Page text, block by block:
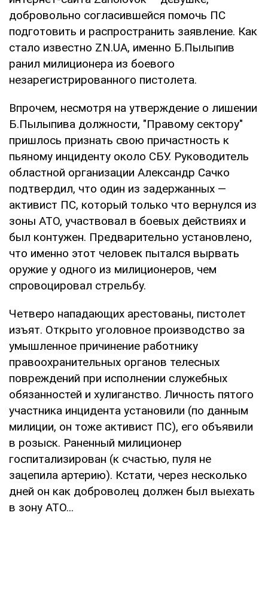
добровольно согласившейся помочь ПС
подготовить и распространить заявление. Как
стало известно ZN.UA, именно Б.Пылыпив
ранил милиционера из боевого
незарегистрированного пистолета.
Впрочем, несмотря на утверждение о лишении
Б.Пылыпива должности, "Правому сектору"
пришлось признать свою причастность к
пьяному инциденту около СБУ. Руководитель
областной организации Александр Сачко
подтвердил, что один из задержанных —
активист ПС, который только что вернулся из
зоны АТО, участвовал в боевых действиях и
был контужен. Предварительно установлено,
что именно этот человек пытался вырвать
оружие у одного из милиционеров, чем
спровоцировал стрельбу.
Четверо нападающих арестованы, пистолет
изъят. Открыто уголовное производство за
умышленное причинение работнику
правоохранительных органов телесных
повреждений при исполнении служебных
обязанностей и хулиганство. Личность пятого
участника инцидента установили (по данным
милиции, он тоже активист ПС), его объявили
в розыск. Раненный милиционер
госпитализирован (к счастью, пуля не
зацепила артерию). Кстати, через несколько
дней он как доброволец должен был выехать
в зону АТО...